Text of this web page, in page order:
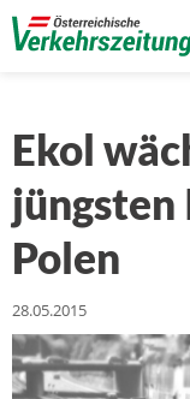
Ekol
Polen
28.05.2015